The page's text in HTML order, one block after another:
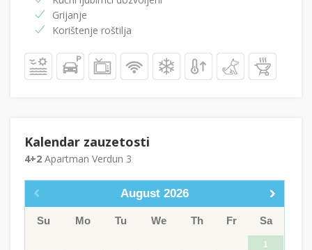
Grijanje
Korištenje roštilja
Kalendar zauzetosti
4+2 Apartman Verdun 3
August 2026
Su Mo Tu We Th Fr Sa
1